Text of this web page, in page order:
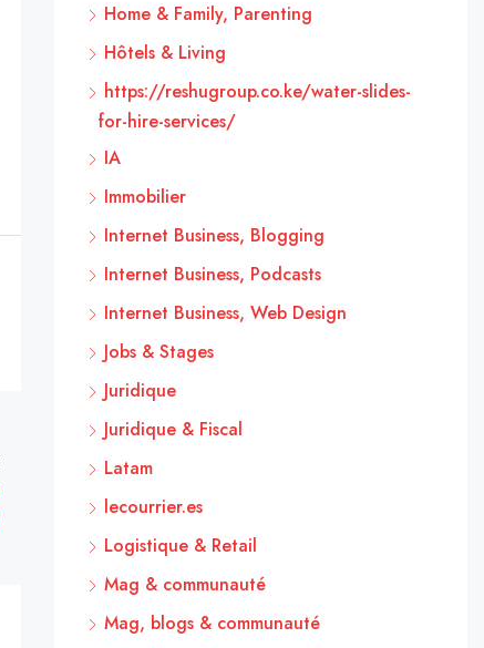
Home & Family, Parenting
Hôtels & Living
https://reshugroup.co.ke/water-slides-
for-hire-services/
IA
Immobilier
Internet Business, Blogging
Internet Business, Podcasts
Internet Business, Web Design
Jobs & Stages
Juridique
Juridique & Fiscal
Latam
lecourrier.es
Logistique & Retail
Mag & communauté
Mag, blogs & communauté